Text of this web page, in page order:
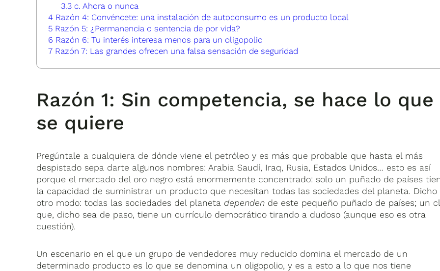
3.3c. Ahora o nunca
4 Razón 4: Convéncete: una instalación de autoconsumo es un producto local
5 Razón 5: ¿Permanencia o sentencia de por vida?
6 Razón 6: Tu interés interesa menos para un oligopolio
7 Razón 7: Las grandes ofrecen una falsa sensación de seguridad
Razón 1: Sin competencia, se hace lo que
se quiere
Pregúntale a cualquiera de dónde viene el petróleo y es más que probable que hasta el más
despistado sepa darte algunos nombres: Arabia Saudí, Iraq, Rusia, Estados Unidos… esto es así
porque el mercado del oro negro está enormemente concentrado: solo un puñado de países
la capacidad de suministrar un producto que necesitan todas las sociedades del planeta. Dicho
otro modo: todas las sociedades del planeta dependen de este pequeño puñado de países; un
que, dicho sea de paso, tiene un currículo democrático tirando a dudoso (aunque eso es otra
cuestión).
Un escenario en el que un grupo de vendedores muy reducido domina el mercado de un
determinado producto es lo que se denomina un oligopolio, y es a esto a lo que nos tiene